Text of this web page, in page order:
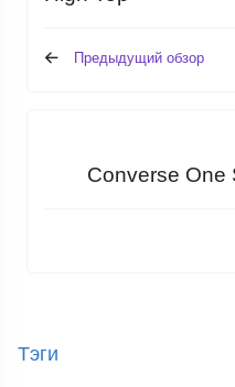
Предыдущий обзор
Converse One
Тэги